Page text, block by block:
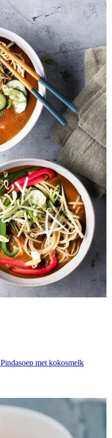
Pindasoep met kokosmelk